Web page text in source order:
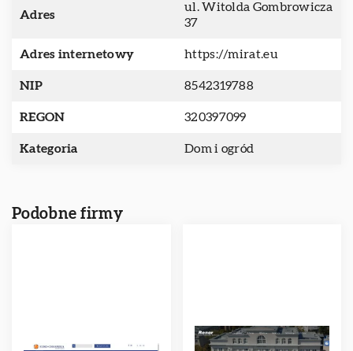
Adres
ul. Witolda Gombrowicza
37
Adres internetowy https://mirat.eu
NIP 8542319788
REGON 320397099
Kategoria Dom i ogród
Podobne firmy